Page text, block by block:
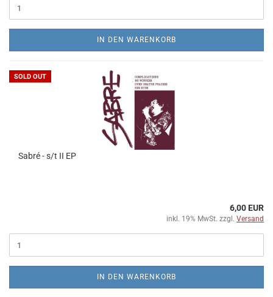
IN DEN WARENKORB
SOLD OUT
Sabré - s​/​t II EP
6,00 EUR
inkl. 19% MwSt. zzgl. Versand
IN DEN WARENKORB